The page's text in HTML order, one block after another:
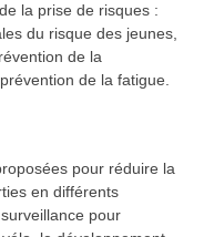
la prise de risques :
du risque des jeunes,
de la
de la fatigue.
pour réduire la
en différents
pour